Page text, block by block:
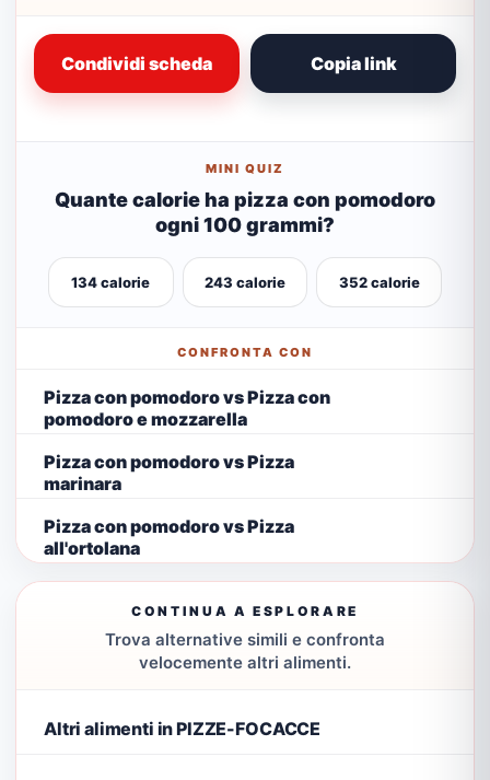
Condividi scheda Copia link
MINI QUIZ
Quante calorie ha pizza con pomodoro
ogni 100 grammi?
134 calorie 243 calorie 352 calorie
CONFRONTA CON
Pizza con pomodoro vs Pizza con
pomodoro e mozzarella
Pizza con pomodoro vs Pizza
marinara
Pizza con pomodoro vs Pizza
all'ortolana
CONTINUA A ESPLORARE
Trova alternative simili e confronta
velocemente altri alimenti.
Altri alimenti in PIZZE-FOCACCE